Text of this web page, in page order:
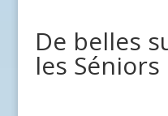
De belles
les Séniors